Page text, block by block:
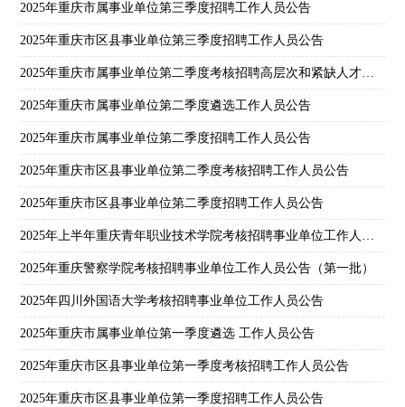
2025年重庆市属事业单位第三季度招聘工作人员公告
2025年重庆市区县事业单位第三季度招聘工作人员公告
2025年重庆市属事业单位第二季度考核招聘高层次和紧缺人才公告
2025年重庆市属事业单位第二季度遴选工作人员公告
2025年重庆市属事业单位第二季度招聘工作人员公告
2025年重庆市区县事业单位第二季度考核招聘工作人员公告
2025年重庆市区县事业单位第二季度招聘工作人员公告
2025年上半年重庆青年职业技术学院考核招聘事业单位工作人员公告
2025年重庆警察学院考核招聘事业单位工作人员公告（第一批）
2025年四川外国语大学考核招聘事业单位工作人员公告
2025年重庆市属事业单位第一季度遴选 工作人员公告
2025年重庆市区县事业单位第一季度考核招聘工作人员公告
2025年重庆市区县事业单位第一季度招聘工作人员公告